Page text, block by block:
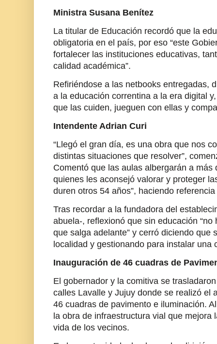
Ministra Susana Benítez
La titular de Educación recordó que la
obligatoria en el país, por eso “este
fortalecer las instituciones educativas,
calidad académica”.
Refiriéndose a las netbooks entregadas,
a la educación correntina a la era digital
que las cuiden, jueguen con ellas y
Intendente Adrian Curi
“Llegó el gran día, es una obra que nos
distintas situaciones que resolver”,
Comentó que las aulas albergarán a
quienes les aconsejó valorar y proteger
duren otros 54 años”, haciendo
Tras recordar a la fundadora del
abuela-, reflexionó que sin educación
que salga adelante” y cerró diciendo que
localidad y gestionando para instalar una
Inauguración de 46 cuadras de
El gobernador y la comitiva se
calles Lavalle y Jujuy donde se realizó el
46 cuadras de pavimento e iluminación.
la obra de infraestructura vial que mejora
vida de los vecinos.